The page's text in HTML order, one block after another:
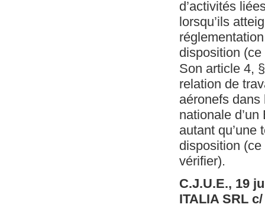
d’activités
lorsqu’ils
disposition
Son article 4,
relation de
aéronefs dans
nationale
autant
disposition
vérifier).
C.J.U.E., 19
ITALIA SRL